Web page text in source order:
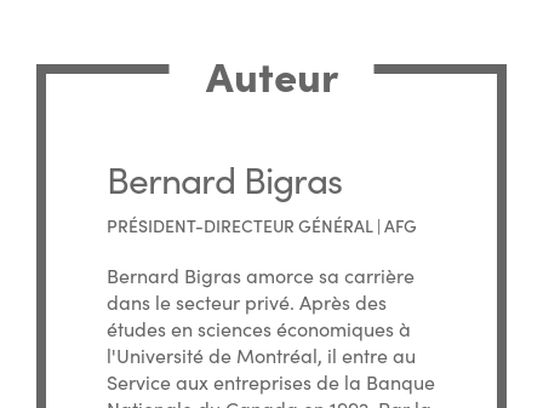
Auteur
Bernard Bigras
PRÉSIDENT-DIRECTEUR GÉNÉRAL | AFG
Bernard Bigras amorce sa carrière
dans le secteur privé. Après des
études en sciences économiques à
l'Université de Montréal, il entre au
Service aux entreprises de la Banque